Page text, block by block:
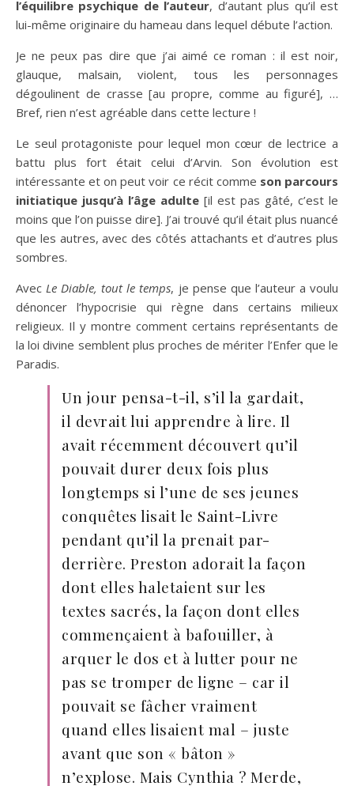
l’équilibre psychique de l’auteur, d’autant plus qu’il est
lui-même originaire du hameau dans lequel débute l’action.
Je ne peux pas dire que j’ai aimé ce roman : il est noir,
glauque, malsain, violent, tous les personnages
dégoulinent de crasse [au propre, comme au figuré], …
Bref, rien n’est agréable dans cette lecture !
Le seul protagoniste pour lequel mon cœur de lectrice a
battu plus fort était celui d’Arvin. Son évolution est
intéressante et on peut voir ce récit comme son parcours
initiatique jusqu’à l’âge adulte [il est pas gâté, c’est le
moins que l’on puisse dire]. J’ai trouvé qu’il était plus nuancé
que les autres, avec des côtés attachants et d’autres plus
sombres.
AvecLe Diable, tout le temps, je pense que l’auteur a voulu
dénoncer l’hypocrisie qui règne dans certains milieux
religieux. Il y montre comment certains représentants de
la loi divine semblent plus proches de mériter l’Enfer que le
Paradis.
Un jour pensa-t-il, s’il la gardait,
il devrait lui apprendre à lire. Il
avait récemment découvert qu’il
pouvait durer deux fois plus
longtemps si l’une de ses jeunes
conquêtes lisait le Saint-Livre
pendant qu’il la prenait par-
derrière. Preston adorait la façon
dont elles haletaient sur les
textes sacrés, la façon dont elles
commençaient à bafouiller, à
arquer le dos et à lutter pour ne
pas se tromper de ligne – car il
pouvait se fâcher vraiment
quand elles lisaient mal – juste
avant que son « bâton »
n’explose. Mais Cynthia ? Merde,